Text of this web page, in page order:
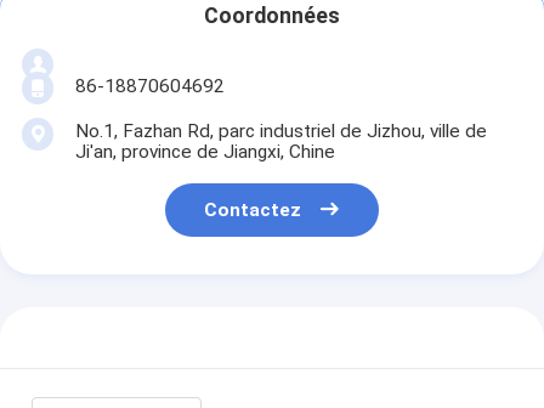
Coordonnées
86-18870604692
No.1, Fazhan Rd, parc industriel de Jizhou, ville de
Ji'an, province de Jiangxi, Chine
Contactez